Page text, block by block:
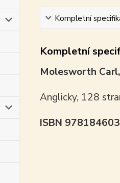
Kompletní
Kompletní
Molesworth
Anglicky, 128
ISBN